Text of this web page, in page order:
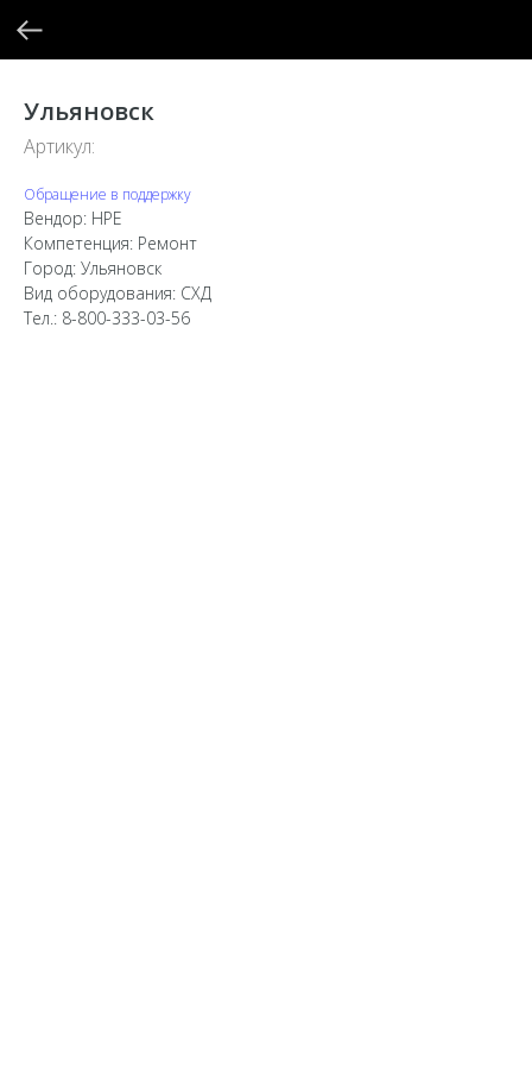
Ульяновск
Артикул:
Обращение в поддержку
Вендор: HPE
Компетенция: Ремонт
Город: Ульяновск
Вид оборудования: СХД
Тел.: 8-800-333-03-56